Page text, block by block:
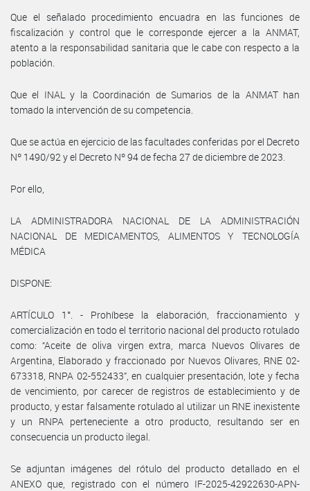
Que el señalado procedimiento encuadra en las funciones de
fiscalización y control que le corresponde ejercer a la ANMAT,
atento a la responsabilidad sanitaria que le cabe con respecto a la
población.
Que el INAL y la Coordinación de Sumarios de la ANMAT han
tomado la intervención de su competencia.
Que se actúa en ejercicio de las facultades conferidas por el Decreto
Nº 1490/92 y el Decreto Nº 94 de fecha 27 de diciembre de 2023.
Por ello,
LA ADMINISTRADORA NACIONAL DE LA ADMINISTRACIÓN
NACIONAL DE MEDICAMENTOS, ALIMENTOS Y TECNOLOGÍA
MÉDICA
DISPONE:
ARTÍCULO 1°. - Prohíbese la elaboración, fraccionamiento y
comercialización en todo el territorio nacional del producto rotulado
como: “Aceite de oliva virgen extra, marca Nuevos Olivares de
Argentina, Elaborado y fraccionado por Nuevos Olivares, RNE 02-
673318, RNPA 02-552433”, en cualquier presentación, lote y fecha
de vencimiento, por carecer de registros de establecimiento y de
producto, y estar falsamente rotulado al utilizar un RNE inexistente
y un RNPA perteneciente a otro producto, resultando ser en
consecuencia un producto ilegal.
Se adjuntan imágenes del rótulo del producto detallado en el
ANEXO que, registrado con el número IF-2025-42922630-APN-